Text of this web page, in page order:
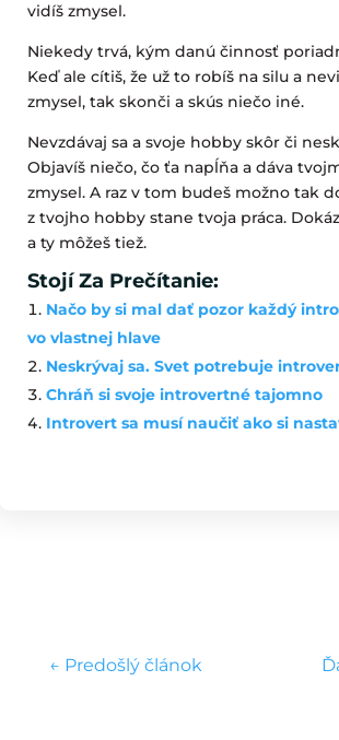
vidíš zmysel.
Niekedy trvá, kým danú činnosť
Keď ale cítiš, že už to robíš na silu a
zmysel, tak skonči a skús niečo iné.
Nevzdávaj sa a svoje hobby skôr či
Objavíš niečo, čo ťa napĺňa a dáva
zmysel. A raz v tom budeš možno tak
z tvojho hobby stane tvoja práca.
a ty môžeš tiež.
Stojí Za Prečítanie:
Načo by si mal dať pozor každý
vo vlastnej hlave
Neskrývaj sa. Svet potrebuje
Chráň si svoje introvertné tajomno
Introvert sa musí naučiť ako si
← Predošlý článok